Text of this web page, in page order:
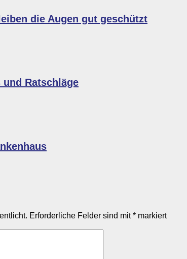
die Augen gut geschützt
Ratschläge
Erforderliche Felder sind mit* markiert